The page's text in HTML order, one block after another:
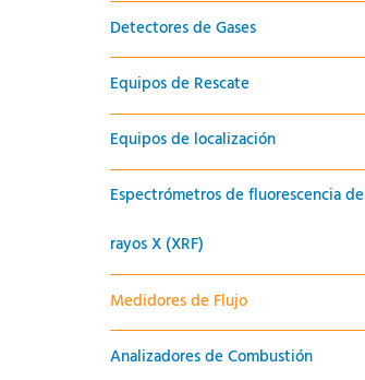
Detectores de Gases
Equipos de Rescate
Equipos de localización
Espectrómetros de fluorescencia de
rayos X (XRF)
Medidores de Flujo
Analizadores de Combustión